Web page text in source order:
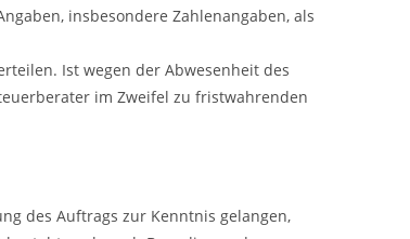
insbesondere Zahlenangaben, als
Ist wegen der Abwesenheit des
im Zweifel zu fristwahrenden
des Auftrags zur Kenntnis gelangen,